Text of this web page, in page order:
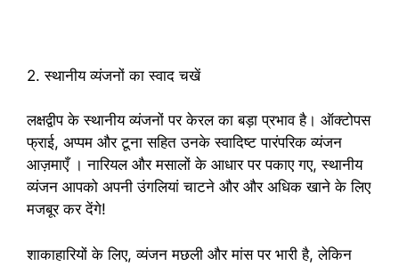
2. स्थानीय व्यंजनों का स्वाद चखें
लक्षद्वीप के स्थानीय व्यंजनों पर केरल का बड़ा प्रभाव है। ऑक्टोपस
फ्राई, अप्पम और टूना सहित उनके स्वादिष्ट पारंपरिक व्यंजन
आज़माएँ । नारियल और मसालों के आधार पर पकाए गए, स्थानीय
व्यंजन आपको अपनी उंगलियां चाटने और और अधिक खाने के लिए
मजबूर कर देंगे!
शाकाहारियों के लिए, व्यंजन मछली और मांस पर भारी है, लेकिन